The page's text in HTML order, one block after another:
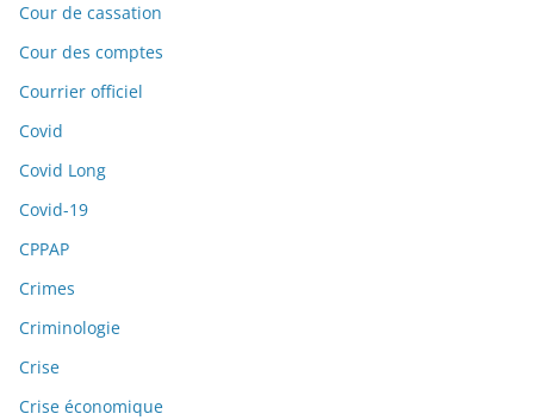
Cour de cassation
Cour des comptes
Courrier officiel
Covid
Covid Long
Covid-19
CPPAP
Crimes
Criminologie
Crise
Crise économique